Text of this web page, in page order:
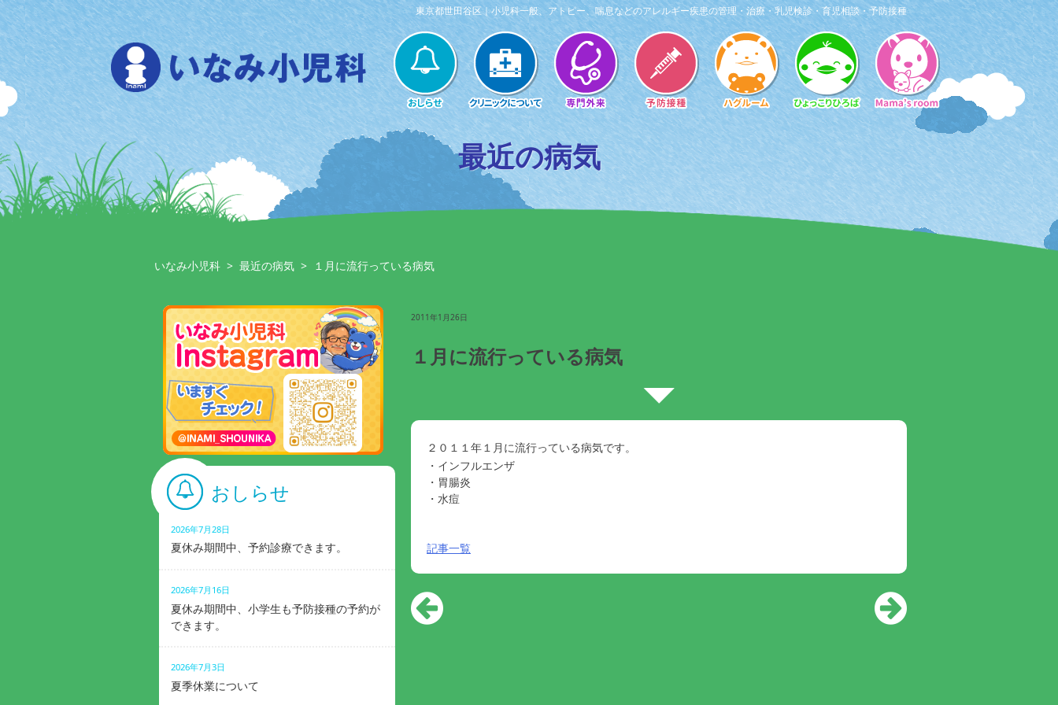
Skip
to
content
東京都世田谷区｜小児科一般、アトピー、喘息などのアレルギー疾患の管理・治療・乳児検診・育児相談・予防接種
最近の病気
いなみ小児科 > 最近の病気 > １月に流行っている病気
2011年1月26日
１月に流行っている病気
２０１１年１月に流行っている病気です。
・インフルエンザ
・胃腸炎
・水痘
記事一覧
おしらせ
2026年7月28日
夏休み期間中、予約診療できます。
2026年7月16日
夏休み期間中、小学生も予防接種の予約が
できます。
2026年7月3日
夏季休業について